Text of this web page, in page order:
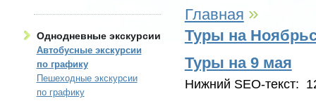
Однодневные экскурсии
Автобусные экскурсии
по графику
Пешеходные экскурсии
по графику
Главная »
Туры на
Туры на 9 мая
Нижний SEO-текст: